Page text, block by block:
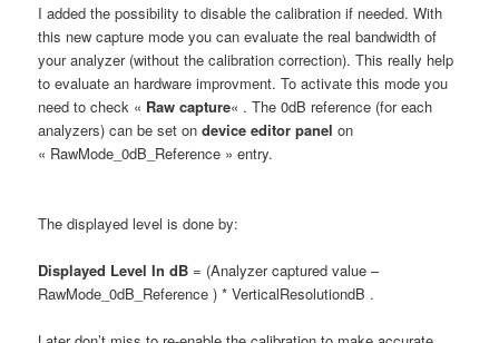
I added the possibility to disable the calibration if needed. With
this new capture mode you can evaluate the real bandwidth of
your analyzer (without the calibration correction). This really help
to evaluate an hardware improvment. To activate this mode you
need to check « Raw capture« . The 0dB reference (for each
analyzers) can be set ondevice editor panel on
« RawMode_0dB_Reference » entry.
The displayed level is done by:
Displayed Level In dB = (Analyzer captured value –
RawMode_0dB_Reference ) * VerticalResolutiondB .